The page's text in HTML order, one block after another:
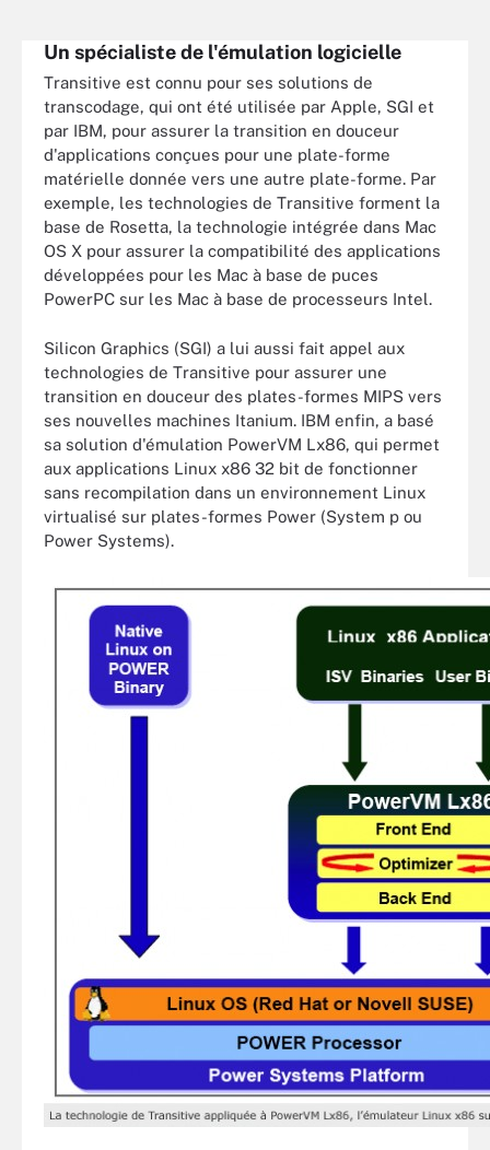
Un spécialiste de l'émulation logicielle
Transitive est connu pour ses solutions de
transcodage, qui ont été utilisée par Apple, SGI et
par IBM, pour assurer la transition en douceur
d'applications conçues pour une plate-forme
matérielle donnée vers une autre plate-forme. Par
exemple, les technologies de Transitive forment la
base de Rosetta, la technologie intégrée dans Mac
OS X pour assurer la compatibilité des applications
développées pour les Mac à base de puces
PowerPC sur les Mac à base de processeurs Intel.
Silicon Graphics (SGI) a lui aussi fait appel aux
technologies de Transitive pour assurer une
transition en douceur des plates-formes MIPS vers
ses nouvelles machines Itanium. IBM enfin, a basé
sa solution d'émulation PowerVM Lx86, qui permet
aux applications Linux x86 32 bit de fonctionner
sans recompilation dans un environnement Linux
virtualisé sur plates-formes Power (System p ou
Power Systems).